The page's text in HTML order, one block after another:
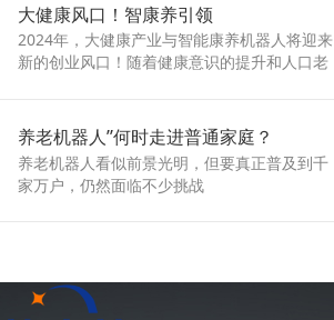
大健康风口！智康养引领
2024年，大健康产业与智能康养机器人将迎来
新的创业风口！随着健康意识的提升和人口老
养老机器人”何时走进普通家庭？
养老机器人看似前景光明，但要真正普及到千
家万户，仍然面临不少挑战